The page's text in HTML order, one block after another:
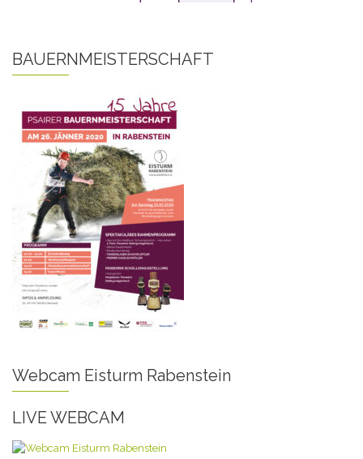
BAUERNMEISTERSCHAFT
Webcam Eisturm Rabenstein
LIVE WEBCAM